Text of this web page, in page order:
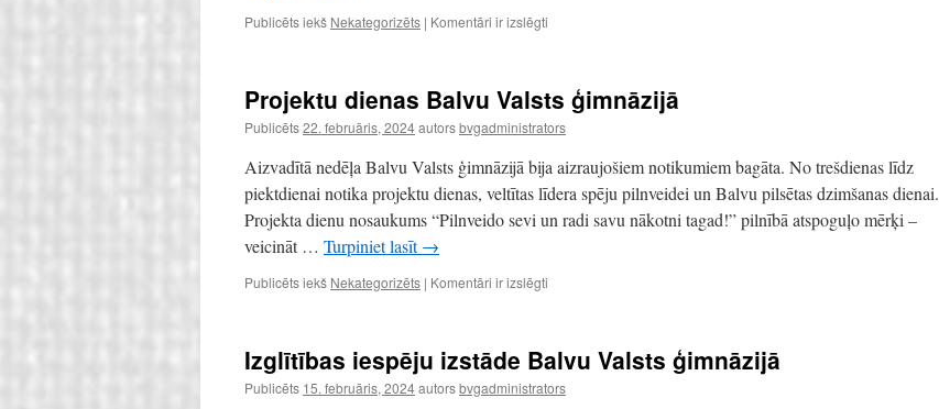
Publicēts iekš Nekategorizēts | Komentāri ir izslēgti
sešos”
Projektu dienas Balvu Valsts ģimnāzijā
Publicēts22. februāris, 2024autorsbvgadministrators
Aizvadītā nedēļa Balvu Valsts ģimnāzijā bija aizraujošiem notikumiem bagāta. No trešdienas līdz
piektdienai notika projektu dienas, veltītas līdera spēju pilnveidei un Balvu pilsētas dzimšanas dienai.
Projekta dienu nosaukums “Pilnveido sevi un radi savu nākotni tagad!” pilnībā atspoguļo mērķi –
veicināt … Turpiniet lasīt→
Publicēts iekš Nekategorizēts | Komentāri ir izslēgti
ģimnāzijā
Izglītības iespēju izstāde Balvu Valsts ģimnāzijā
Publicēts 15. februāris, 2024autorsbvgadministrators